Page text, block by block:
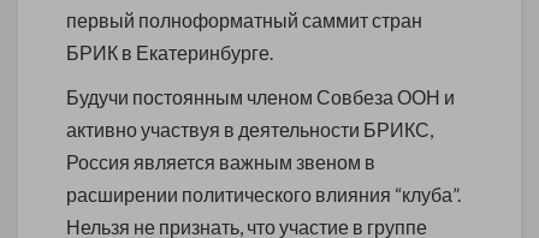
первый полноформатный саммит стран
БРИК в Екатеринбурге.
Будучи постоянным членом Совбеза ООН и
активно участвуя в деятельности БРИКС,
Россия является важным звеном в
расширении политического влияния “клуба”.
Нельзя не признать, что участие в группе